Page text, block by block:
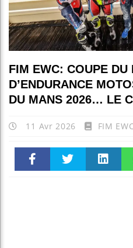
FIM EWC: COUPE DU
D’ENDURANCE
DU MANS 2026… LE
11 Avr 2026 FIM EWC